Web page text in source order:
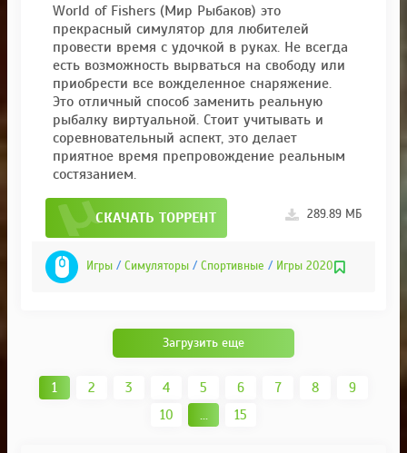
World of Fishers (Мир Рыбаков) это
прекрасный симулятор для любителей
провести время с удочкой в руках. Не всегда
есть возможность вырваться на свободу или
приобрести все вожделенное снаряжение.
Это отличный способ заменить реальную
рыбалку виртуальной. Стоит учитывать и
соревновательный аспект, это делает
приятное время препровождение реальным
состязанием.
СКАЧАТЬ ТОРРЕНТ 289.89 МБ
Игры / Симуляторы / Спортивные / Игры 2020
Загрузить еще
1 2 3 4 5 6 7 8
9
10
... 15